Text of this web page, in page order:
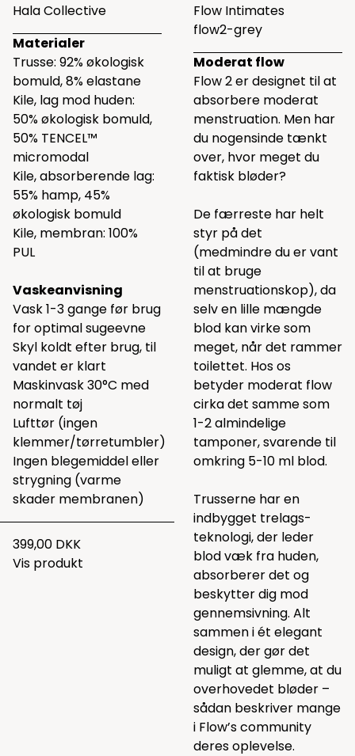
Hala Collective
Materialer
Trusse: 92% økologisk
bomuld, 8% elastane
Kile, lag mod huden:
50% økologisk bomuld,
50% TENCEL™
micromodal
Kile, absorberende lag:
55% hamp, 45%
økologisk bomuld
Kile, membran: 100%
PUL
Vaskeanvisning
Vask 1-3 gange før brug
for optimal sugeevne
Skyl koldt efter brug, til
vandet er klart
Maskinvask 30°C med
normalt tøj
Lufttør (ingen
klemmer/tørretumbler)
Ingen blegemiddel eller
strygning (varme
skader membranen)
399,00 DKK
Vis produkt
Flow Intimates
flow2-grey
Moderat flow
Flow 2 er designet til at
absorbere moderat
menstruation. Men har
du nogensinde tænkt
over, hvor meget du
faktisk bløder?
De færreste har helt
styr på det
(medmindre du er vant
til at bruge
menstruationskop), da
selv en lille mængde
blod kan virke som
meget, når det rammer
toilettet. Hos os
betyder moderat flow
cirka det samme som
1-2 almindelige
tamponer, svarende til
omkring 5-10 ml blod.
Trusserne har en
indbygget trelags-
teknologi, der leder
blod væk fra huden,
absorberer det og
beskytter dig mod
gennemsivning. Alt
sammen i ét elegant
design, der gør det
muligt at glemme, at du
overhovedet bløder –
sådan beskriver mange
i Flow’s community
deres oplevelse.